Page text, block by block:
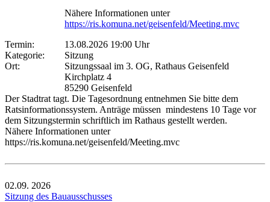
Nähere Informationen unter
https://ris.komuna.net/geisenfeld/Meeting.mvc
Termin:
13.08.2026 19:00 Uhr
Kategorie:
Sitzung
Ort:
Sitzungssaal im 3. OG, Rathaus Geisenfeld
Kirchplatz 4
85290 Geisenfeld
Der Stadtrat tagt. Die Tagesordnung entnehmen Sie bitte dem
Ratsinformationssystem. Anträge müssen mindestens 10 Tage vor
dem Sitzungstermin schriftlich im Rathaus gestellt werden.
Nähere Informationen unter
https://ris.komuna.net/geisenfeld/Meeting.mvc
02.09. 2026
Sitzung des Bauausschusses